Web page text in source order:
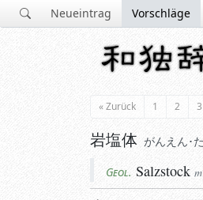
Neueintrag Vorschläge
« Zurück 1 2 3
岩塩体 がんえん･
Geol. Salzstock m